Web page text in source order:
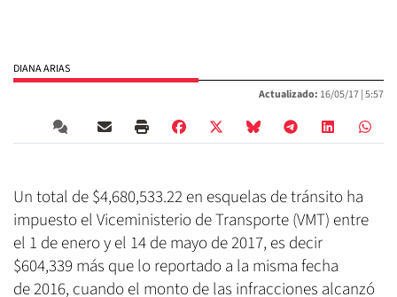
DIANA ARIAS
Actualizado: 16/05/17 |5:57
Un total de $4,680,533.22 en esquelas de tránsito ha
impuesto el Viceministerio de Transporte (VMT) entre
el 1 de enero y el 14 de mayo de 2017, es decir
$604,339 más que lo reportado a la misma fecha
de 2016, cuando el monto de las infracciones alcanzó